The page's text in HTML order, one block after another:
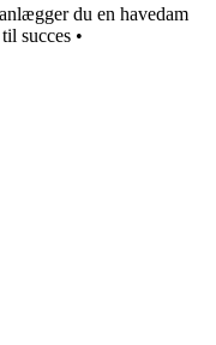
du en havedam
succes •